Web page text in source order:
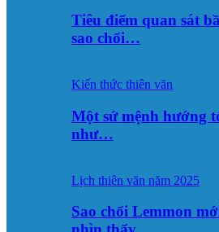
Tiêu điểm quan sát
sao chổi…
Kiến thức thiên văn
Một sứ mệnh hướng
như…
Lịch thiên văn năm 2025
Sao chổi Lemmon